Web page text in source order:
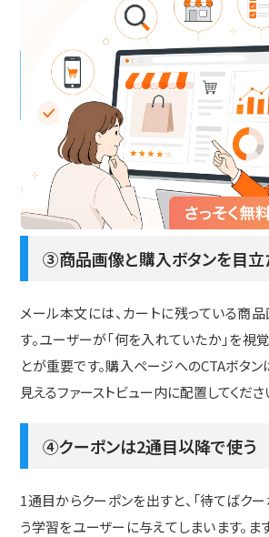
緊張感や個人へのメッセージ感を出す工夫
②配信タイミングの設計（1時間
間）
前述の通り、カート放棄後の時間が経つ
ます。1通目は「なるべく早く」が鉄則です。
う設定しましょう。
③商品画像と購入ボタンを目立
メール本文には、カートに残っている商
す。ユーザーが「何を入れていたか」を視
とが重要です。購入ページへのCTAボタン
見えるファーストビュー内に配置してくださ
④クーポンは2通目以降で使う
1通目からクーポンを出すと、「待てばクー
う学習をユーザーに与えてしまいます。